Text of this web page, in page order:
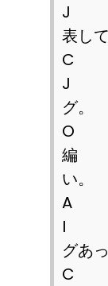
J 電
表し
C
J と
グ。
O ヨ
編
い。
Aヤ
I さ
グあ
C